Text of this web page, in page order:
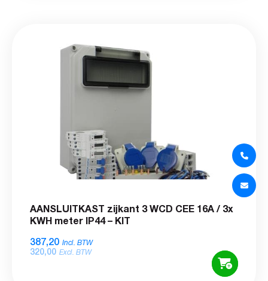
AANSLUITKAST zijkant 3 WCD CEE 16A / 3x
KWH meter IP44 – KIT
387,20 Incl. BTW
320,00 Excl. BTW